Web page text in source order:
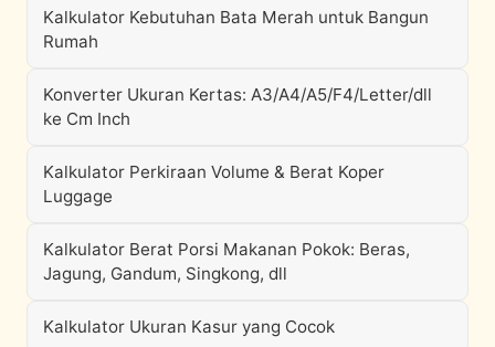
Kalkulator Kebutuhan Bata Merah untuk Bangun
Rumah
Konverter Ukuran Kertas: A3/A4/A5/F4/Letter/dll
ke Cm Inch
Kalkulator Perkiraan Volume & Berat Koper
Luggage
Kalkulator Berat Porsi Makanan Pokok: Beras,
Jagung, Gandum, Singkong, dll
Kalkulator Ukuran Kasur yang Cocok